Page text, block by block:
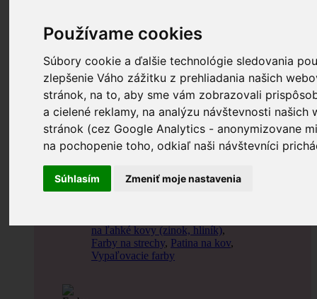
Používame cookies
Súbory cookie a ďalšie technológie sledovania
zlepšenie Váho zážitku z prehliadania našich
stránok, na to, aby sme vám zobrazovali
a cielené reklamy, na analýzu návštevnosti našich
stránok (cez Google Analytics - anonymizovane
na pochopenie toho, odkiaľ naši návštevníci
Súhlasím Zmeniť moje nastavenia
Dekoračné omietky
Farby na kov a drevo
Syntetické farby ,
Vodouriediteľné farby
Polyuretánové farby,
Alkyduretánové farby
na ľahké kovy (zinok, hliník),
Farby na strechy, Patina na kov,
Vypaľovacie farby